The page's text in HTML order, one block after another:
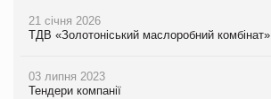
21 січня 2026
ТДВ «Золотоніський маслоробний комбінат»
03 липня 2023
Тендери компанії